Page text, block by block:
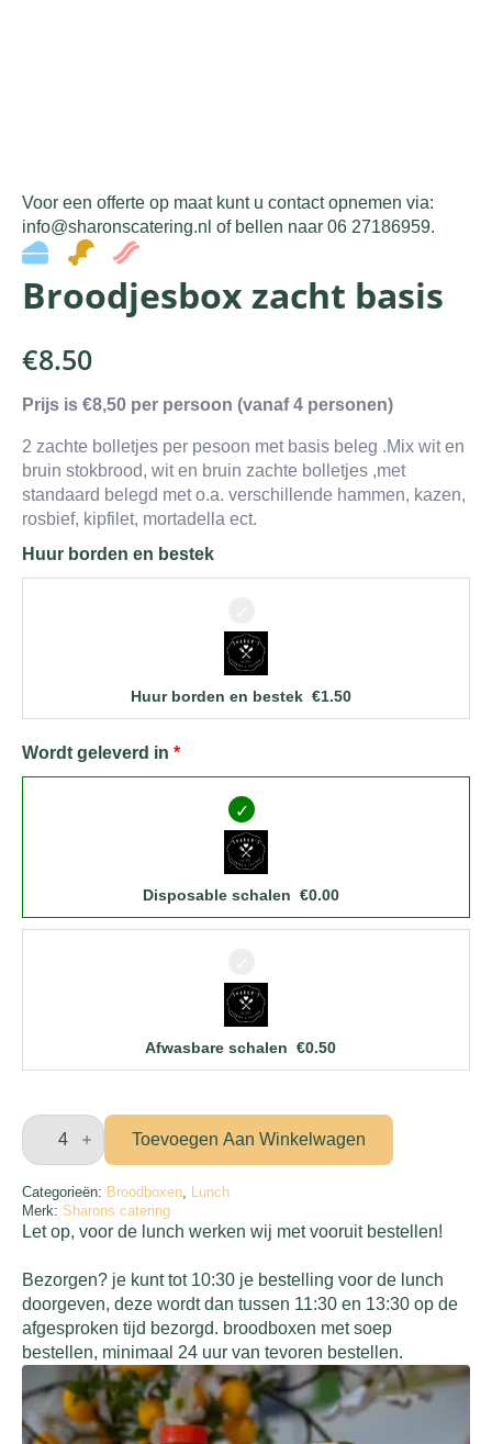
Voor een offerte op maat kunt u contact opnemen via:
info@sharonscatering.nl of bellen naar 06 27186959.
Broodjesbox zacht basis
€8.50
Prijs is €8,50 per persoon (vanaf 4 personen)
2 zachte bolletjes per pesoon met basis beleg .Mix wit en
bruin stokbrood, wit en bruin zachte bolletjes ,met
standaard belegd met o.a. verschillende hammen, kazen,
rosbief, kipfilet, mortadella ect.
Huur borden en bestek
Huur borden en bestek €1.50
Wordt geleverd in
Disposable schalen €0.00
Afwasbare schalen €0.50
Broodjesbox
zacht
basis
Toevoegen Aan Winkelwagen
Categorieën: Broodboxen, Lunch
Merk: Sharons catering
Let op, voor de lunch werken wij met vooruit bestellen!
Bezorgen? je kunt tot 10:30 je bestelling voor de lunch
doorgeven, deze wordt dan tussen 11:30 en 13:30 op de
afgesproken tijd bezorgd. broodboxen met soep
bestellen, minimaal 24 uur van tevoren bestellen.